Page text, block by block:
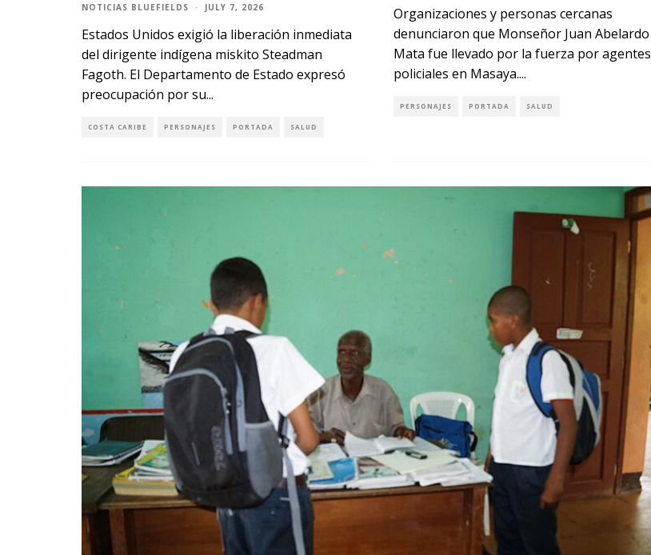
NOTICIAS BLUEFIELDS · JULY 7, 2026
Estados Unidos exigió la liberación inmediata
del dirigente indígena miskito Steadman
Fagoth. El Departamento de Estado expresó
preocupación por su...
COSTA CARIBE PERSONAJES PORTADA SALUD
Organizaciones y personas cercanas
denunciaron que Monseñor Juan Abelardo
Mata fue llevado por la fuerza por agentes
policiales en Masaya....
PERSONAJES PORTADA SALUD